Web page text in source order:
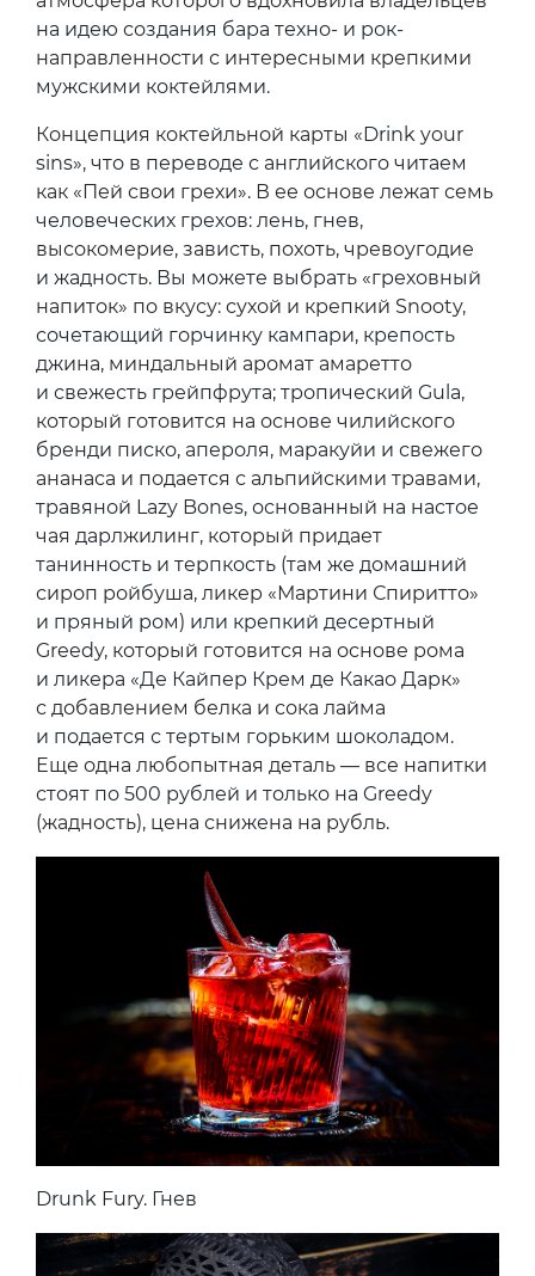
на идею создания бара техно- и рок-
направленности с интересными крепкими
мужскими коктейлями.
Концепция коктейльной карты «Drink your
sins», что в переводе с английского читаем
как «Пей свои грехи». В ее основе лежат семь
человеческих грехов: лень, гнев,
высокомерие, зависть, похоть, чревоугодие
и жадность. Вы можете выбрать «греховный
напиток» по вкусу: сухой и крепкий Snooty,
сочетающий горчинку кампари, крепость
джина, миндальный аромат амаретто
и свежесть грейпфрута; тропический Gula,
который готовится на основе чилийского
бренди писко, апероля, маракуйи и свежего
ананаса и подается с альпийскими травами,
травяной Lazy Bones, основанный на настое
чая дарлжилинг, который придает
танинность и терпкость (там же домашний
сироп ройбуша, ликер «Мартини Спиритто»
и пряный ром) или крепкий десертный
Greedy, который готовится на основе рома
и ликера «Де Кайпер Крем де Какао Дарк»
с добавлением белка и сока лайма
и подается с тертым горьким шоколадом.
Еще одна любопытная деталь — все напитки
стоят по 500 рублей и только на Greedy
(жадность), цена снижена на рубль.
Drunk Fury. Гнев